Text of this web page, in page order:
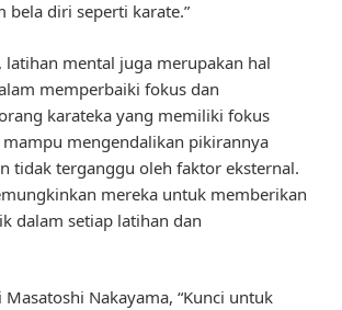
bela diri seperti karate.”
latihan mental juga merupakan hal
memperbaiki fokus dan
karateka yang memiliki fokus
mengendalikan pikirannya
tidak terganggu oleh faktor eksternal.
mereka untuk memberikan
dalam setiap latihan dan
Masatoshi Nakayama, “Kunci untuk